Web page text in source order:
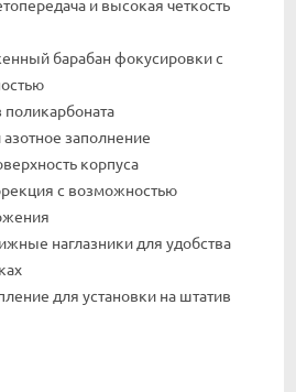
и высокая четкость
барабан фокусировки с
поликарбоната
заполнение
корпуса
с возможностью
наглазники для удобства
для установки на штатив